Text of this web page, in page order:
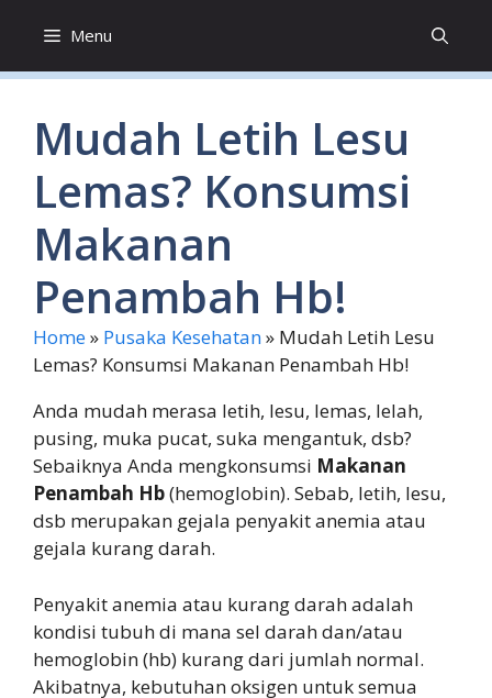
content
Menu
Mudah Letih Lesu
Lemas? Konsumsi
Makanan
Penambah Hb!
Home» Pusaka Kesehatan» Mudah Letih Lesu
Lemas? Konsumsi Makanan Penambah Hb!
Anda mudah merasa letih, lesu, lemas, lelah,
pusing, muka pucat, suka mengantuk, dsb?
Sebaiknya Anda mengkonsumsi Makanan
Penambah Hb(hemoglobin). Sebab, letih, lesu,
dsb merupakan gejala penyakit anemia atau
gejala kurang darah.
Penyakit anemia atau kurang darah adalah
kondisi tubuh di mana sel darah dan/atau
hemoglobin (hb) kurang dari jumlah normal.
Akibatnya, kebutuhan oksigen untuk semua